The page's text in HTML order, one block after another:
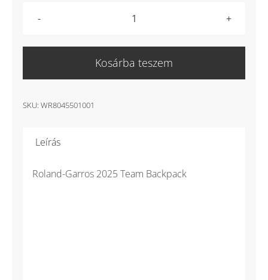
Wilson
Garros
mennyiség
Kosárba teszem
SKU: WR8045501001
Leírás
Roland-Garros 2025 Team Backpack